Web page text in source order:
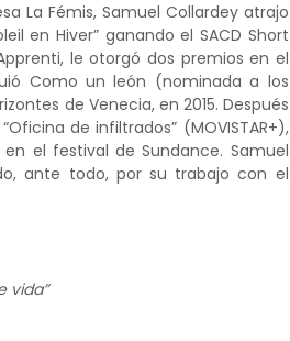
La Fémis, Samuel Collardey atrajo
en Hiver” ganando el SACD Short
le otorgó dos premios en el
Como un león (nominada a los
de Venecia, en 2015. Después
de infiltrados” (MOVISTAR+),
en el festival de Sundance. Samuel
ante todo, por su trabajo con el
vida”